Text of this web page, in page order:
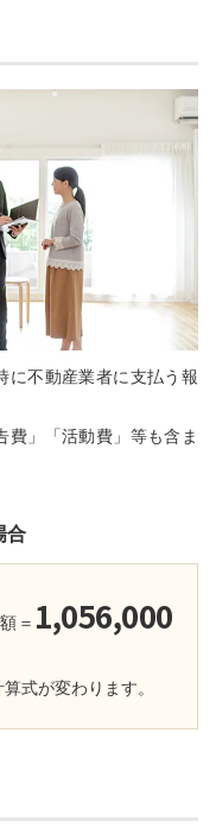
に不動産業者に支払う報
費」「活動費」等も含ま
合
＝ 1,056,000
式が変わります。